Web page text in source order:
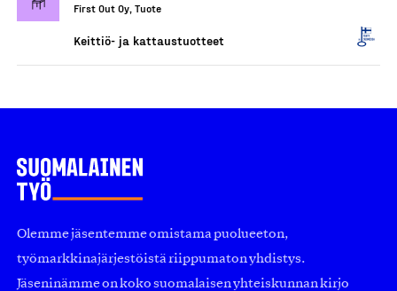
First Out Oy, Tuote
Keittiö- ja kattaustuotteet
Olemme jäsentemme omistama puolueeton,
työmarkkinajärjestöistä riippumaton yhdistys.
Jäseninämme on koko suomalaisen yhteiskunnan kirjo